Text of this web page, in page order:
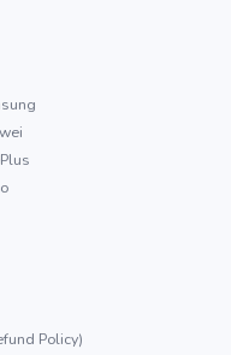
Policy)